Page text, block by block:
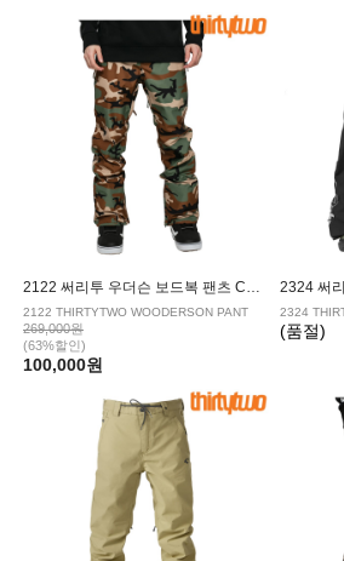
2122 써리투 우더슨 보드복 팬츠 CAMO
2122 THIRTYTWO WOODERSON PANT
269,000원
(63%할인)
100,000원
2324
(품절)